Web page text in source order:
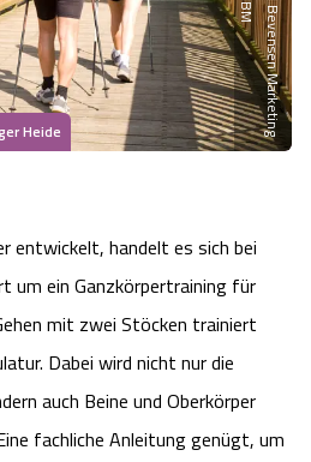
Urlaub
Hotels
Südheide
im Frühling
im Sommer
im Winter
Wandern
Bispingen
Baumwipfelpfad
Schnucken Golf
Park
Thermen
Fasten & Co.
Balance
Unterkünfte
Schwimmbad
Lüneburg
Lüneburg
Lüneburg
& Führungen Lüneburg
Celle
A A A
Heide
entwickelt, handelt es sich bei
um ein Ganzkörpertraining für
mit zwei Stöcken trainiert
Dabei wird nicht nur die
auch Beine und Oberkörper
fachliche Anleitung genügt, um